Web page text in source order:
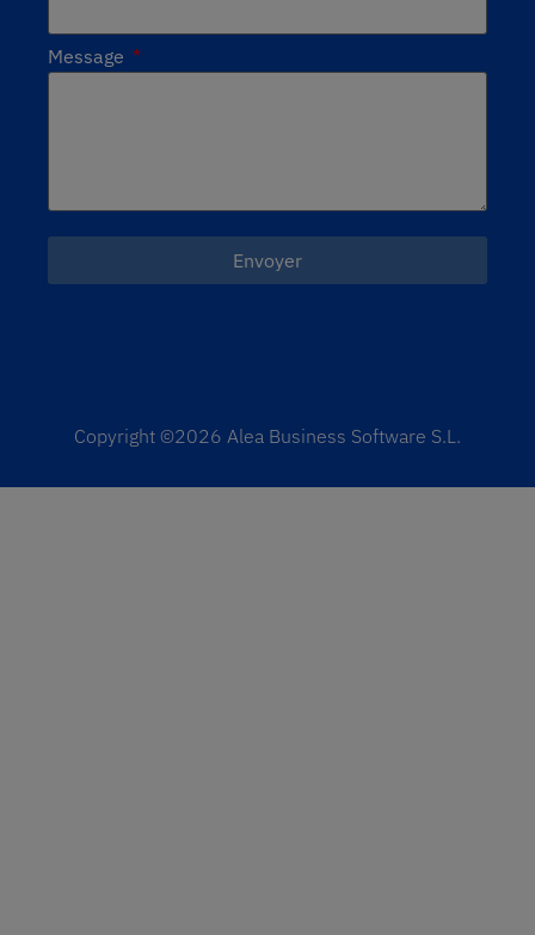
Message
Envoyer
Copyright ©2026 Alea Business Software S.L.